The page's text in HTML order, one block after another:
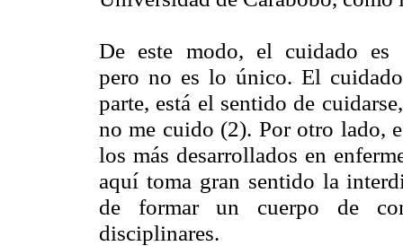
De este modo, el cuidado es
pero no es lo único. El
parte, está el sentido de
no me cuido (2). Por otro lado,
los más desarrollados en
aquí toma gran sentido la
de formar un cuerpo de
disciplinares.